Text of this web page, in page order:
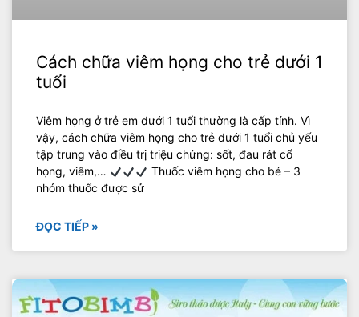
Cách chữa viêm họng cho trẻ dưới 1
tuổi
Viêm họng ở trẻ em dưới 1 tuổi thường là cấp tính. Vì
vậy, cách chữa viêm họng cho trẻ dưới 1 tuổi chủ yếu
tập trung vào điều trị triệu chứng: sốt, đau rát cổ
họng, viêm,…
Thuốc viêm họng cho bé – 3
nhóm thuốc được sử
ĐỌC TIẾP »